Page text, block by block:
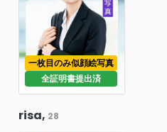
一枚目のみ似顔絵写真
全証明書提出済
risa, 28